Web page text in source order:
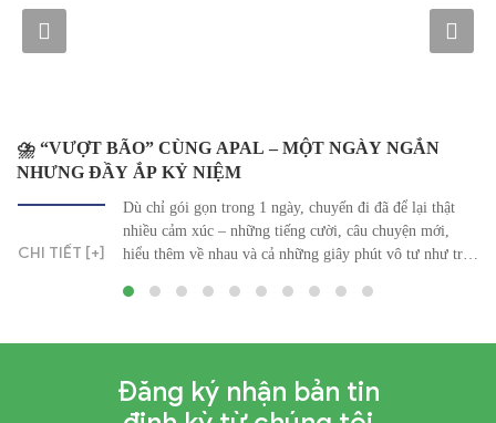
NGÀY NGẮN
chuyến đi đã để lại thật
cười, câu chuyện mới,
giây phút vô tư như trở
VĂN HÓA HỌC TẬP TẠI APAL –
HỎI, KHÔNG NGỪNG PHÁT TRIỂN
CHI TIẾT [+]
VĂN HÓA HỌC TẬP TẠI
HỌC HỎI, KHÔNG NGỪNG
học tập không chỉ là hoạt động
nơi mỗi thành viên đều được
Đăng ký nhận bản tin